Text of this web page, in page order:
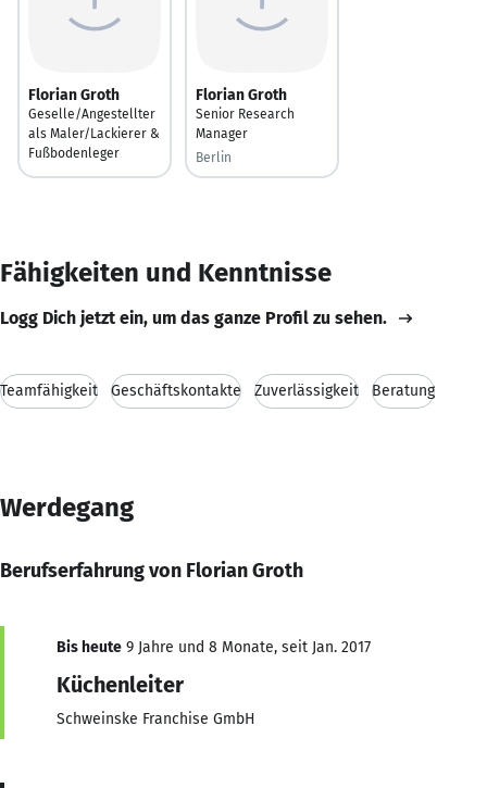
Florian Groth
Geselle/Angestellter
als Maler/Lackierer &
Fußbodenleger
Florian Groth
Senior Research
Manager
Berlin
Fähigkeiten und Kenntnisse
Logg Dich jetzt ein, um das ganze Profil zu sehen.
Teamfähigkeit Geschäftskontakte Zuverlässigkeit Beratung
Werdegang
Berufserfahrung von Florian Groth
Bis heute 9 Jahre und 8 Monate, seit Jan. 2017
Küchenleiter
Schweinske Franchise GmbH